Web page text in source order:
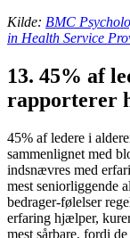
Kilde: BMC
in Health Service
13. 45% af
rapporterer
45% af ledere i
sammenlignet med
indsnævres med
mest seniorliggende
bedrager-følelser
erfaring hjælper,
mest sårbare, fordi